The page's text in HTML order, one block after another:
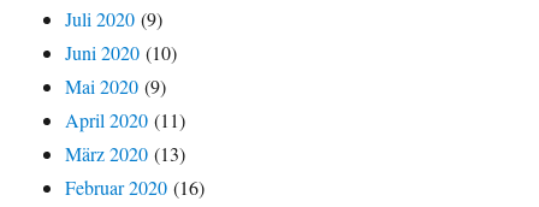
Juli 2020 (9)
Juni 2020 (10)
Mai 2020 (9)
April 2020 (11)
März 2020 (13)
Februar 2020 (16)